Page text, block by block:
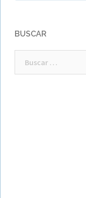
BUSCAR